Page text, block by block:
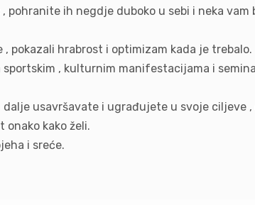
ih negdje duboko u sebi i neka
pokazali hrabrost i optimizam kada je trebalo.
, kulturnim manifestacijama i
usavršavate i ugrađujete u svoje ciljeve
kako želi.
i sreće.